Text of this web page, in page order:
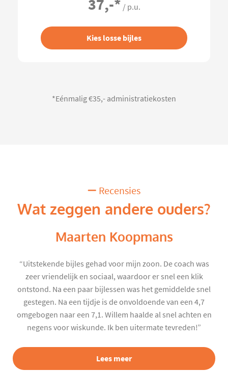
37,-* / p.u.
Kies losse bijles
*Eénmalig €35,- administratiekosten
Recensies
Wat zeggen andere ouders?
Maarten Koopmans
“Uitstekende bijles gehad voor mijn zoon. De coach was
zeer vriendelijk en sociaal, waardoor er snel een klik
ontstond. Na een paar bijlessen was het gemiddelde snel
gestegen. Na een tijdje is de onvoldoende van een 4,7
omgebogen naar een 7,1. Willem haalde al snel achten en
negens voor wiskunde. Ik ben uitermate tevreden!”
Lees meer